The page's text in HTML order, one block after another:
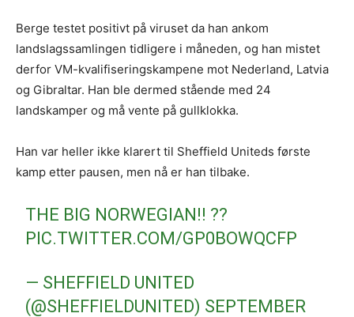
Berge testet positivt på viruset da han ankom
landslagssamlingen tidligere i måneden, og han mistet
derfor VM-kvalifiseringskampene mot Nederland, Latvia
og Gibraltar. Han ble dermed stående med 24
landskamper og må vente på gullklokka.
Han var heller ikke klarert til Sheffield Uniteds første
kamp etter pausen, men nå er han tilbake.
THE BIG NORWEGIAN!! ??
PIC.TWITTER.COM/GP0BOWQCFP
— SHEFFIELD UNITED
(@SHEFFIELDUNITED) SEPTEMBER